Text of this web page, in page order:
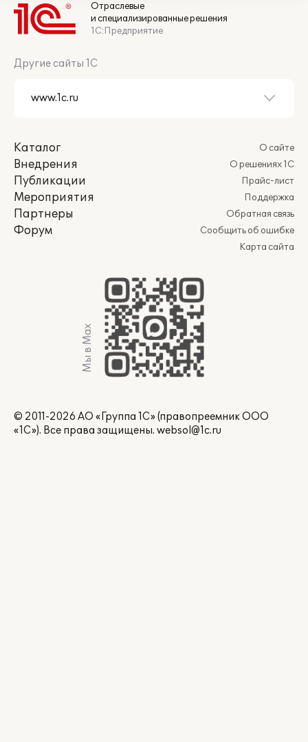
Отраслевые
и специализированные решения
1С:Предприятие
Другие сайты 1С
Каталог
Внедрения
Публикации
Мероприятия
Партнеры
Форум
О сайте
О решениях 1С
Прайс-лист
Поддержка
Обратная связь
Сообщить об ошибке
Карта сайта
Мы в Max
© 2011-2026 АО «Группа 1С» (правопреемник ООО
«1С»). Все права защищены. websol@1c.ru